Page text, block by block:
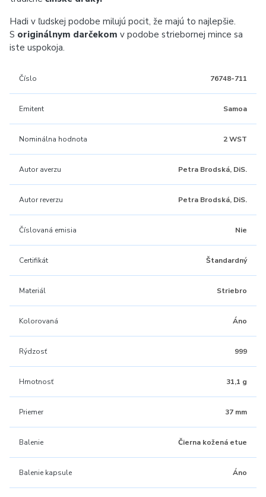
Hadi v ľudskej podobe milujú pocit, že majú to najlepšie.
S originálnym darčekom v podobe striebornej mince sa
iste uspokoja.
Číslo 76748-711
Emitent Samoa
Nominálna hodnota 2 WST
Autor averzu Petra Brodská, DiS.
Autor reverzu Petra Brodská, DiS.
Číslovaná emisia Nie
Certifikát Štandardný
Materiál Striebro
Kolorovaná Áno
Rýdzosť 999
Hmotnosť 31,1 g
Priemer 37 mm
Balenie Čierna kožená etue
Balenie kapsule Áno